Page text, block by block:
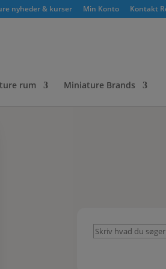
nyheder & kurser Min Konto Kontakt
rum Miniature Brands
Skriv